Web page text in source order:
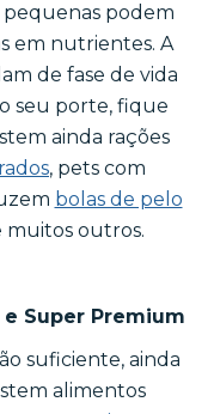
pequenas podem
em nutrientes. A
de fase de vida
seu porte, fique
ainda rações
, pets com
bolas de pelo
muitos outros.
Super Premium
suficiente, ainda
alimentos